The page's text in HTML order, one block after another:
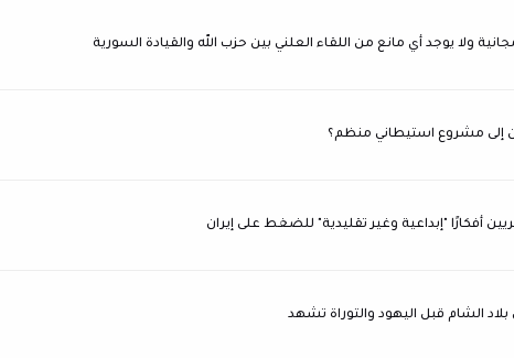
ولا يوجد أي مانع من اللقاء العلني بين حزب الله والقيادة السورية
إلى مشروع استيطاني منظم؟
أفكارًا "إبداعية وغير تقليدية" للضغط على إيران
بلاد الشام قبل اليهود والتوراة تشهد